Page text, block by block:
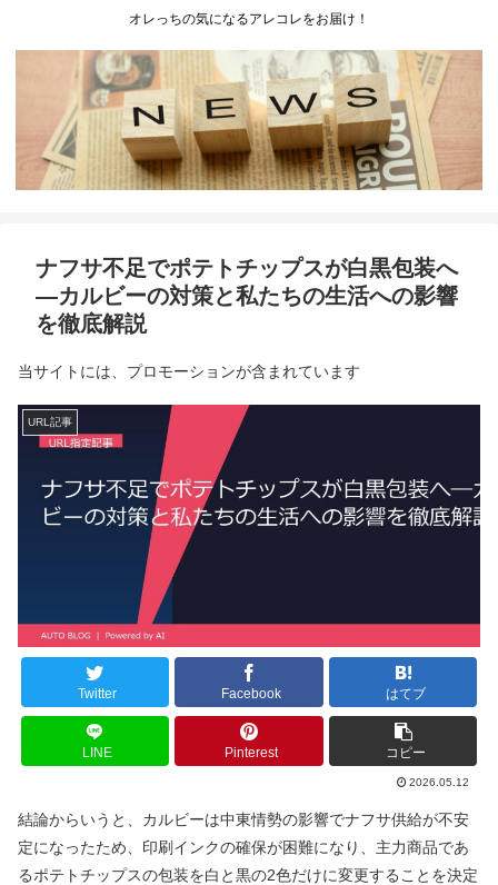
オレっちの気になるアレコレをお届け！
ナフサ不足でポテトチップスが白黒包装へ
―カルビーの対策と私たちの生活への影響
を徹底解説
当サイトには、プロモーションが含まれています
URL記事
Twitter Facebook はてブ
LINE Pinterest コピー
2026.05.12
結論からいうと、カルビーは中東情勢の影響でナフサ供給が不安
定になったため、印刷インクの確保が困難になり、主力商品であ
るポテトチップスの包装を白と黒の2色だけに変更することを決定